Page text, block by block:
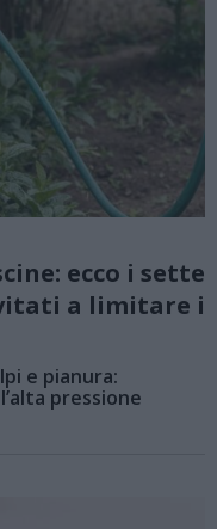
ecco i sette
a limitare i
e pianura:
pressione